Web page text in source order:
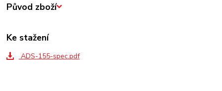
Původ zboží
Ke stažení
ADS-155-spec.pdf